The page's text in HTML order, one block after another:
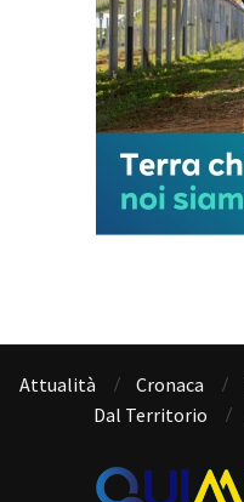
Attualità Cronaca
Dal Territorio